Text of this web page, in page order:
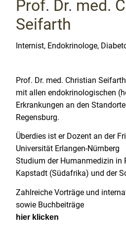
Prof. Dr. med.
Seifarth
Internist, Endokrinologe,
Prof. Dr. med. Christian
mit allen endokrinologischen
Erkrankungen an den
Regensburg.
Überdies ist er Dozent an der
Universität Erlangen-Nürnberg
Studium der Humanmedizin in
Kapstadt (Südafrika) und der
Zahlreiche Vorträge und
sowie Buchbeiträge
hier klicken